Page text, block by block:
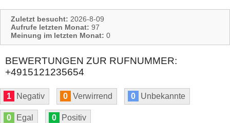
Zuletzt besucht: 2026-8-09
Aufrufe letzten Monat: 97
Meinung im letzten Monat: 0
BEWERTUNGEN ZUR RUFNUMMER:
+4915121235654
1 Negativ 0 Verwirrend 0 Unbekannte
0 Egal 0 Positiv